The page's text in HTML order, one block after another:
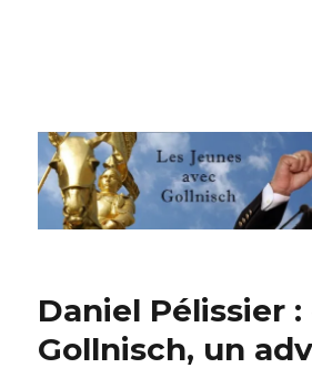
Les jeunes avec
Daniel Pélissier
Gollnisch, un